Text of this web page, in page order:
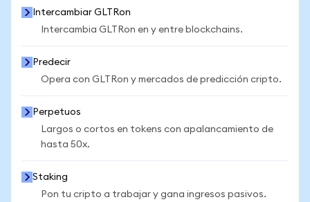
Intercambiar GLTRon
Intercambia GLTRon en y entre blockchains.
Predecir
Opera con GLTRon y mercados de predicción cripto.
Perpetuos
Largos o cortos en tokens con apalancamiento de
hasta 50x.
Staking
Pon tu cripto a trabajar y gana ingresos pasivos.